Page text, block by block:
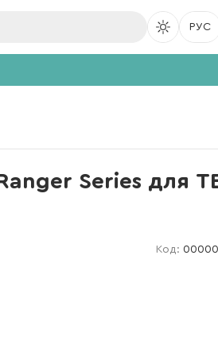
РУС
Series для
Код: